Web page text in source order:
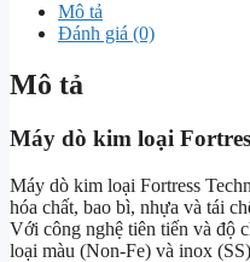
Mô tả
Đánh giá (0)
Mô tả
Máy dò kim loại
Máy dò kim loại Fortress
hóa chất, bao bì, nhựa và tái
Với công nghệ tiên tiến và độ
loại màu (Non-Fe) và inox